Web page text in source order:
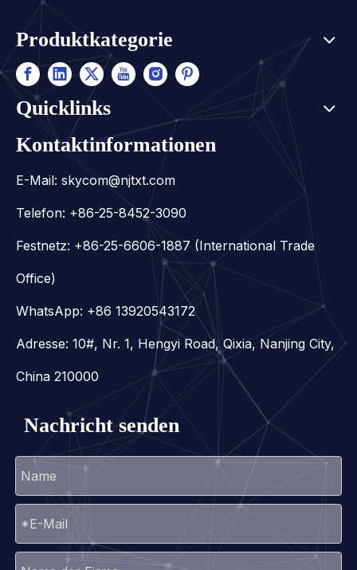
Produktkategorie
Quicklinks
Kontaktinformationen
E-Mail: skycom@njtxt.com
Telefon: +86-25-8452-3090
Festnetz: +86-25-6606-1887 (International Trade
Office)
WhatsApp: +86 13920543172
Adresse: 10#, Nr. 1, Hengyi Road, Qixia, Nanjing City,
China 210000
Nachricht senden